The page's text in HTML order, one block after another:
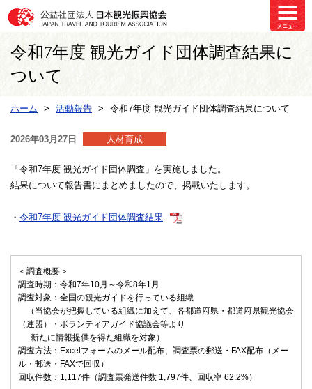
令和7年度 観光ガイド団体調査結果に
ついて
ホーム 活動報告 令和7年度 観光ガイド団体調査結果について
2026年03月27日 人材育成
「令和7年度 観光ガイド団体調査」を実施しました。
結果について報告書にまとめましたので、掲載いたします。
・ 令和7年度 観光ガイド団体調査結果
＜調査概要＞
調査時期：令和7年10月～令和8年1月
調査対象：全国の観光ガイドを行っている組織
（当協会が把握している組織に加えて、各都道府県・都道府県観光協会
（連盟）・ボランティアガイド協議会等より
新たに情報提供を得た組織を対象）
調査方法：Excelフォームのメール配布、調査票の郵送・FAX配布（メー
ル・郵送・FAXで回収）
回収件数：1,117件（調査票発送件数 1,797件、回収率 62.2%）